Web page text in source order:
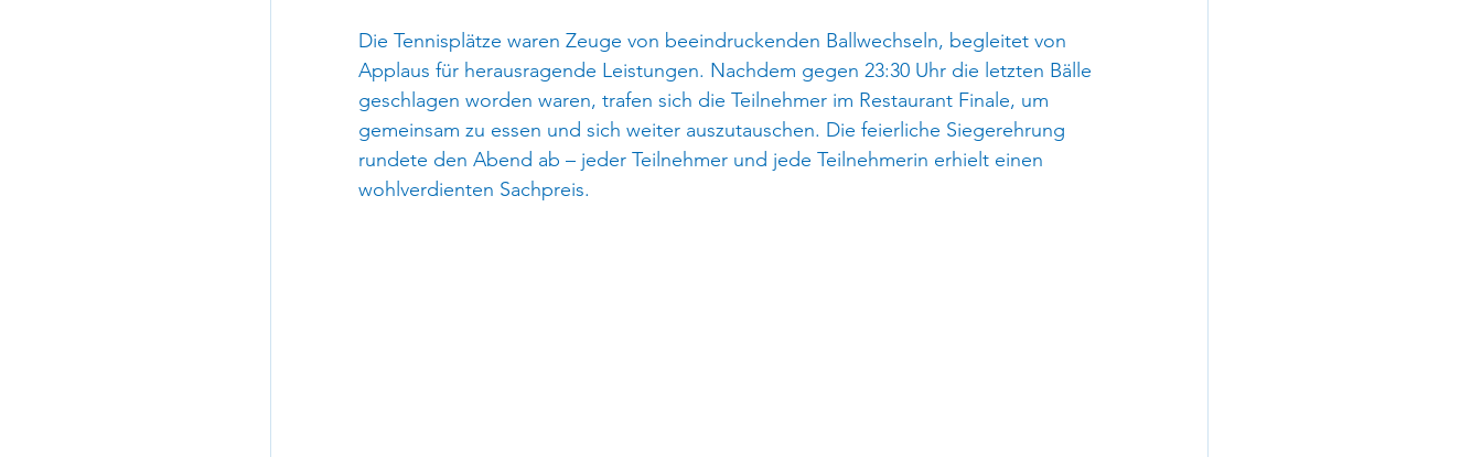
Die Tennisplätze waren Zeuge von beeindruckenden Ballwechseln, begleitet von
Applaus für herausragende Leistungen. Nachdem gegen 23:30 Uhr die letzten Bälle
geschlagen worden waren, trafen sich die Teilnehmer im Restaurant Finale, um
gemeinsam zu essen und sich weiter auszutauschen. Die feierliche Siegerehrung
rundete den Abend ab – jeder Teilnehmer und jede Teilnehmerin erhielt einen
wohlverdienten Sachpreis.